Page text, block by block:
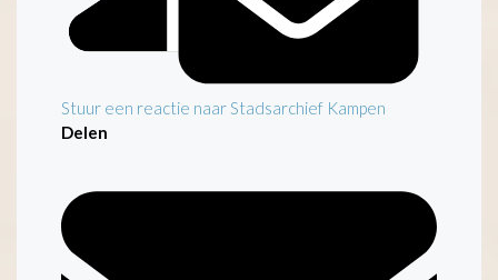
Inleiding
Stuur een reactie naar Stadsarchief Kampen
Delen